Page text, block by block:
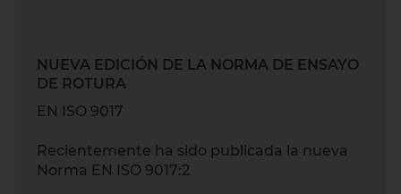
NUEVA EDICIÓN DE LA NORMA DE ENSAYO
DE ROTURA
EN ISO 9017
Recientemente ha sido publicada la nueva
Norma EN ISO 9017:2